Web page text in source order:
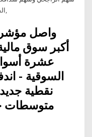
السعودية بواسطة فالكوم المالية, 9400, 35.30,
واصل مؤشر
أكبر سوق
عشرة
السوقية -
نقطية
متوسطات